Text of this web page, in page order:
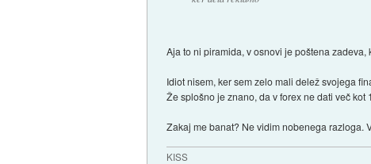
Aja to ni piramida, v osnovi je poštena zadeva,
Idiot nisem, ker sem zelo mali delež svojega
Že splošno je znano, da v forex ne dati več
Zakaj me banat? Ne vidim nobenega razloga.
KISS